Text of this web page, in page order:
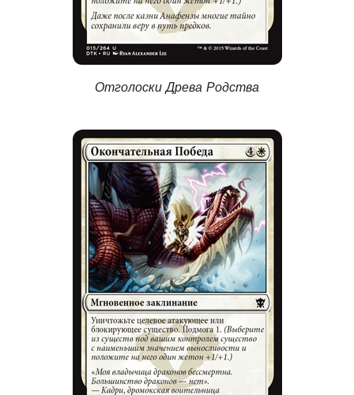
Отголоски Древа Родства